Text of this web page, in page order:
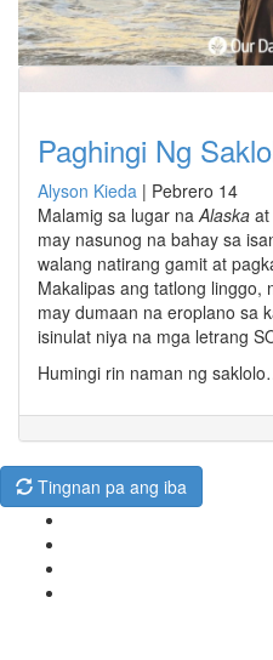
Paghingi Ng
Alyson Kieda | Pebrero 14
Malamig sa lugar naAlaska
may nasunog na bahay sa
walang natirang gamit at
Makalipas ang tatlong linggo,
may dumaan na eroplano sa
isinulat niya na mga letrang
Humingi rin naman ng
Tingnan pa ang iba